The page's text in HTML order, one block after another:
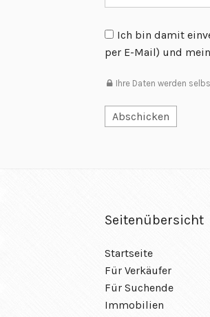
Ich bin damit
per E-Mail) und
Ihre Daten werden
Seitenübersicht
Startseite
Für Verkäufer
Für Suchende
Immobilien